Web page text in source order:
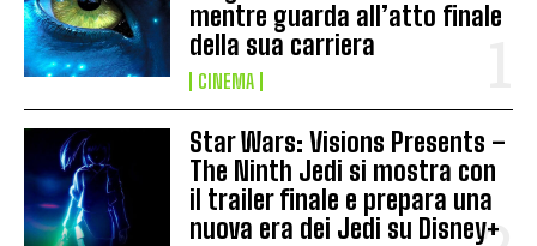
mentre guarda all’atto finale
della sua carriera
CINEMA
Star Wars: Visions Presents –
The Ninth Jedi si mostra con
il trailer finale e prepara una
nuova era dei Jedi su Disney+